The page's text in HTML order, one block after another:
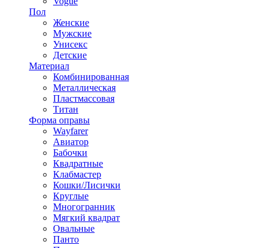
Пол
Женские
Мужские
Унисекс
Детские
Материал
Комбинированная
Металлическая
Пластмассовая
Титан
Форма оправы
Wayfarer
Авиатор
Бабочки
Квадратные
Клабмастер
Кошки/Лисички
Круглые
Многогранник
Мягкий квадрат
Овальные
Панто